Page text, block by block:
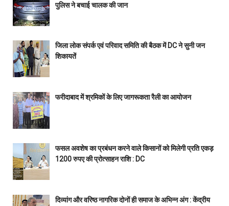
पुलिस ने बचाई चालक की जान
जिला लोक संपर्क एवं परिवाद समिति की बैठक में DC ने सुनी जन
शिकायतें
फरीदाबाद में श्रमिकों के लिए जागरूकता रैली का आयोजन
फसल अवशेष का प्रबंधन करने वाले किसानों को मिलेगी प्रति एकड़
1200 रुपए की प्रोत्साहन राशि : DC
दिव्यांग और वरिष्ठ नागरिक दोनों ही समाज के अभिन्न अंग : केंद्रीय